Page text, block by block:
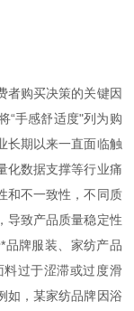
者购买决策的关键因
“手感舒适度"列为购
长期以来一直面临触
化数据支撑等行业痛
和不一致性，不同质
导致产品质量稳定性
品牌服装、家纺产品
过于涩滞或过度滑
如，某家纺品牌因浴